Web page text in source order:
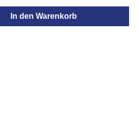
gewünschten Wert ein
In den Warenkorb